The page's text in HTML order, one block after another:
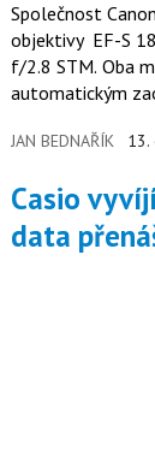
Společnost
objektivy EF-S
f/2.8 STM. Oba
automatickým
JAN BEDNAŘÍK 13.
Casio vyvíjí technologii, která bude
data